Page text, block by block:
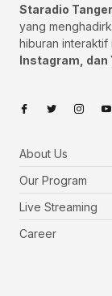
Staradio
yang
hiburan interaktif
Instagram, dan
About Us
Our Program
Live Streaming
Career